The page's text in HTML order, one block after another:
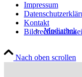
Mediathek
Impressum
Kontakt
Nach oben scrollen